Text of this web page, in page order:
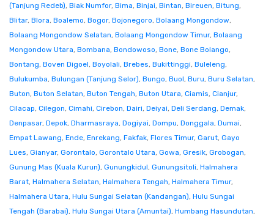
(Tanjung Redeb), Biak Numfor, Bima, Binjai, Bintan, Bireuen, Bitung,
Blitar, Blora, Boalemo, Bogor, Bojonegoro, Bolaang Mongondow,
Bolaang Mongondow Selatan, Bolaang Mongondow Timur, Bolaang
Mongondow Utara, Bombana, Bondowoso, Bone, Bone Bolango,
Bontang, Boven Digoel, Boyolali, Brebes, Bukittinggi, Buleleng,
Bulukumba, Bulungan (Tanjung Selor), Bungo, Buol, Buru, Buru Selatan,
Buton, Buton Selatan, Buton Tengah, Buton Utara, Ciamis, Cianjur,
Cilacap, Cilegon, Cimahi, Cirebon, Dairi, Deiyai, Deli Serdang, Demak,
Denpasar, Depok, Dharmasraya, Dogiyai, Dompu, Donggala, Dumai,
Empat Lawang, Ende, Enrekang, Fakfak, Flores Timur, Garut, Gayo
Lues, Gianyar, Gorontalo, Gorontalo Utara, Gowa, Gresik, Grobogan,
Gunung Mas (Kuala Kurun), Gunungkidul, Gunungsitoli, Halmahera
Barat, Halmahera Selatan, Halmahera Tengah, Halmahera Timur,
Halmahera Utara, Hulu Sungai Selatan (Kandangan), Hulu Sungai
Tengah (Barabai), Hulu Sungai Utara (Amuntai), Humbang Hasundutan,